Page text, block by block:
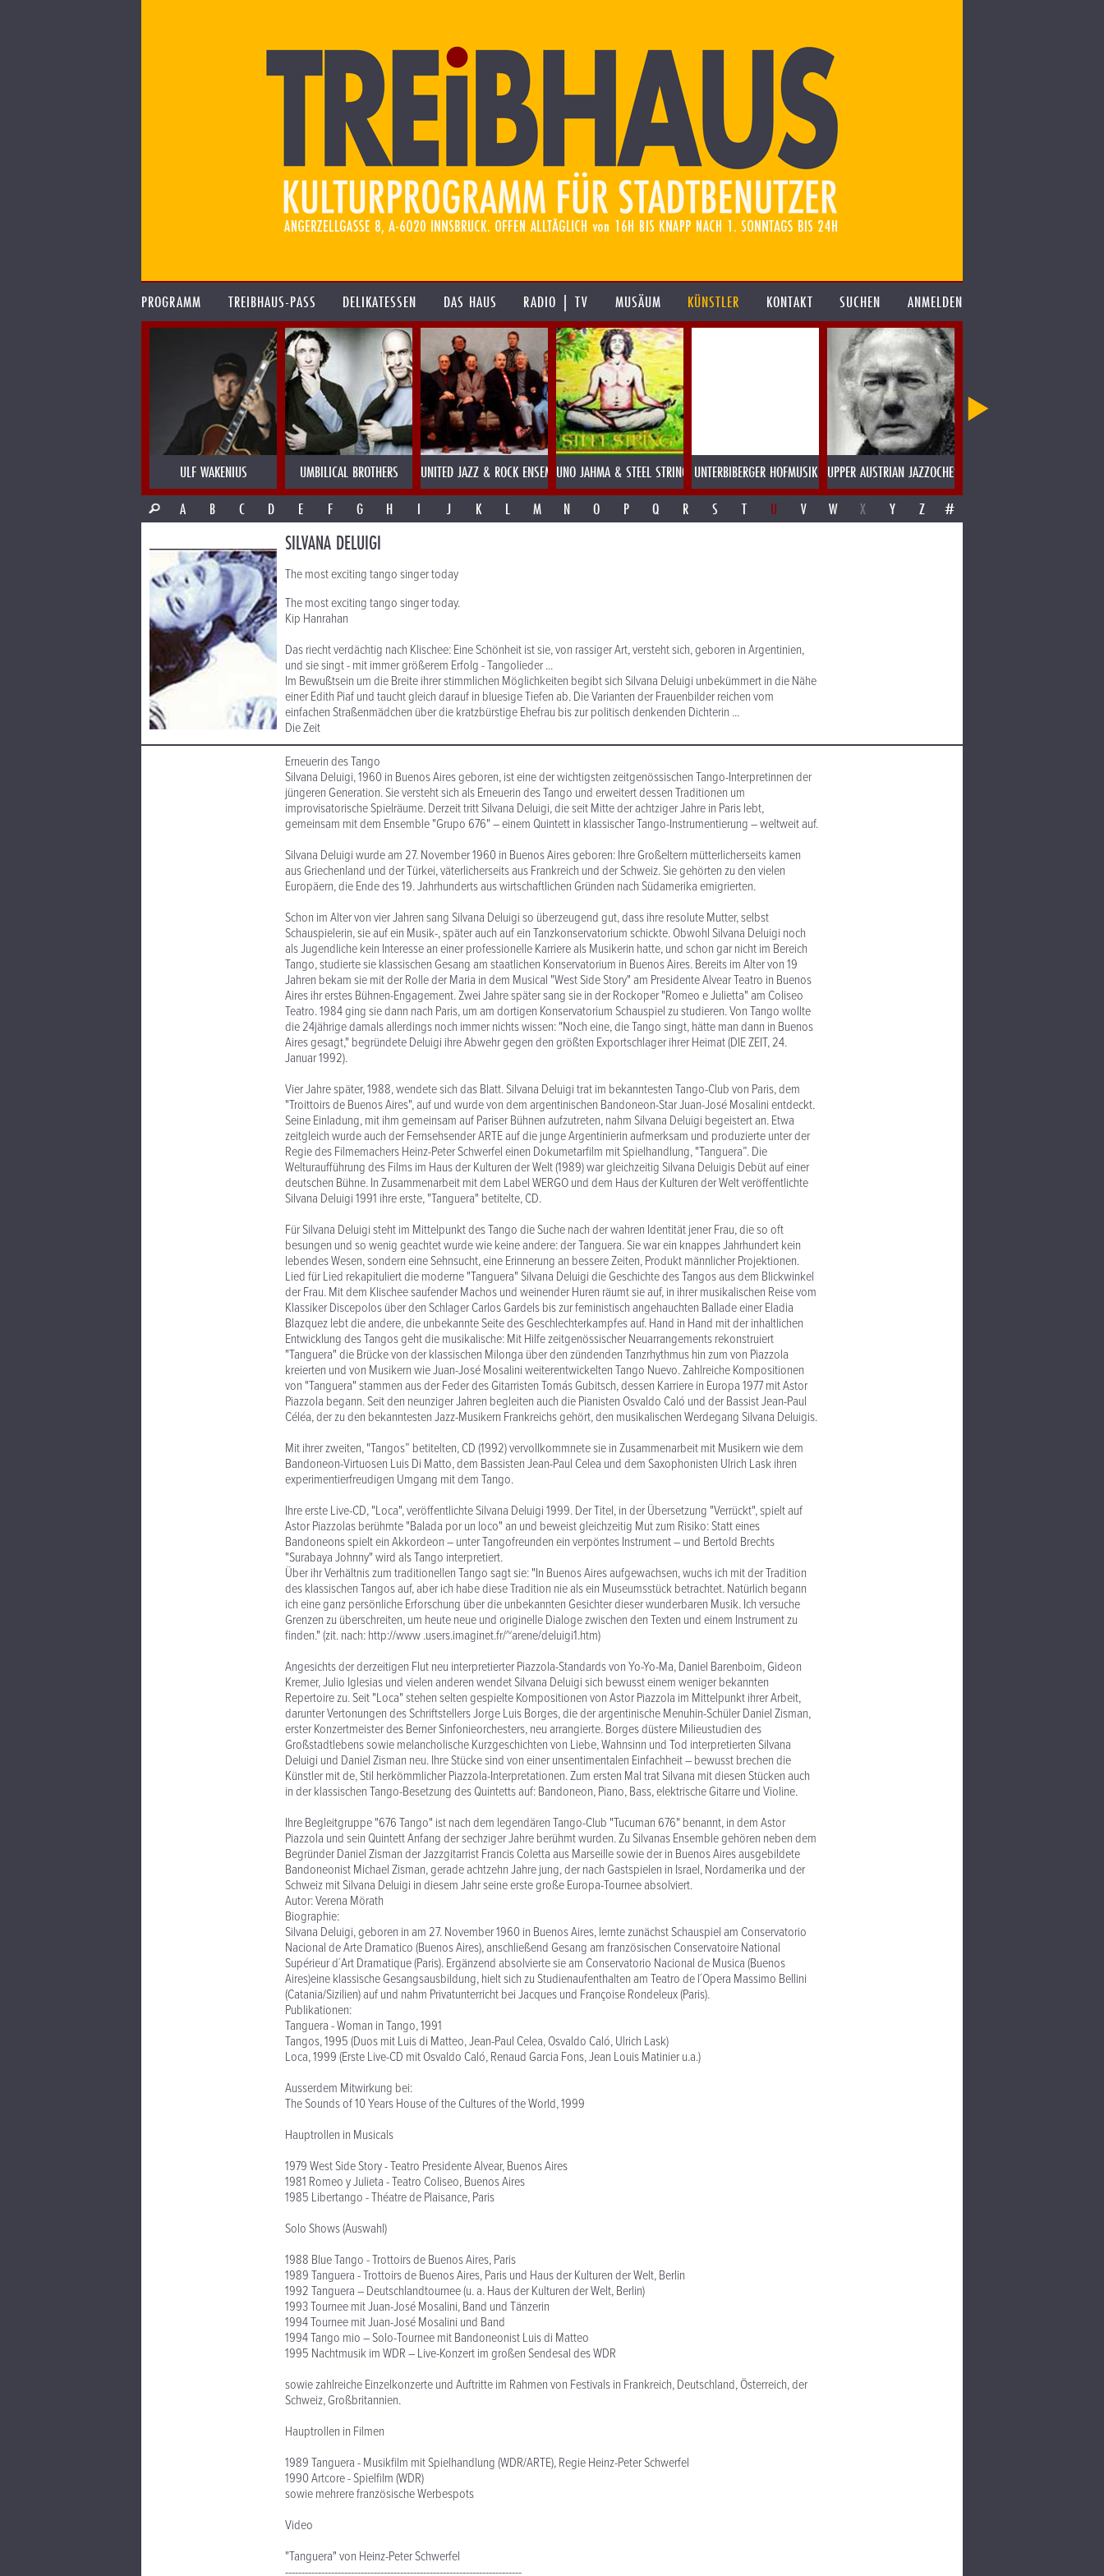
PROGRAMM TREIBHAUS-PASS DELIKATESSEN DAS HAUS RADIO | TV MUSÄUM KÜNSTLER KONTAKT SUCHEN ANMELDEN
ULF WAKENIUS UMBILICAL BROTHERS UNITED JAZZ & ROCK ENSEMBLEUNO JAHMA & STEEL STRING UNTERBIBERGER HOFMUSIK UPPER AUSTRIAN JAZZOCHESTER
A
B C D E F G H I J K L M N O P Q R S T U V W X Y Z #
SILVANA DELUIGI
The most exciting tango singer today
The most exciting tango singer today.
Kip Hanrahan
Das riecht verdächtig nach Klischee: Eine Schönheit ist sie, von rassiger Art, versteht sich, geboren in Argentinien,
und sie singt - mit immer größerem Erfolg - Tangolieder ...
Im Bewußtsein um die Breite ihrer stimmlichen Möglichkeiten begibt sich Silvana Deluigi unbekümmert in die Nähe
einer Edith Piaf und taucht gleich darauf in bluesige Tiefen ab. Die Varianten der Frauenbilder reichen vom
einfachen Straßenmädchen über die kratzbürstige Ehefrau bis zur politisch denkenden Dichterin ...
Die Zeit
Erneuerin des Tango
Silvana Deluigi, 1960 in Buenos Aires geboren, ist eine der wichtigsten zeitgenössischen Tango-Interpretinnen der
jüngeren Generation. Sie versteht sich als Erneuerin des Tango und erweitert dessen Traditionen um
improvisatorische Spielräume. Derzeit tritt Silvana Deluigi, die seit Mitte der achtziger Jahre in Paris lebt,
gemeinsam mit dem Ensemble "Grupo 676" – einem Quintett in klassischer Tango-Instrumentierung – weltweit auf.
Silvana Deluigi wurde am 27. November 1960 in Buenos Aires geboren: Ihre Großeltern mütterlicherseits kamen
aus Griechenland und der Türkei, väterlicherseits aus Frankreich und der Schweiz. Sie gehörten zu den vielen
Europäern, die Ende des 19. Jahrhunderts aus wirtschaftlichen Gründen nach Südamerika emigrierten.
Schon im Alter von vier Jahren sang Silvana Deluigi so überzeugend gut, dass ihre resolute Mutter, selbst
Schauspielerin, sie auf ein Musik-, später auch auf ein Tanzkonservatorium schickte. Obwohl Silvana Deluigi noch
als Jugendliche kein Interesse an einer professionelle Karriere als Musikerin hatte, und schon gar nicht im Bereich
Tango, studierte sie klassischen Gesang am staatlichen Konservatorium in Buenos Aires. Bereits im Alter von 19
Jahren bekam sie mit der Rolle der Maria in dem Musical "West Side Story" am Presidente Alvear Teatro in Buenos
Aires ihr erstes Bühnen-Engagement. Zwei Jahre später sang sie in der Rockoper "Romeo e Julietta" am Coliseo
Teatro. 1984 ging sie dann nach Paris, um am dortigen Konservatorium Schauspiel zu studieren. Von Tango wollte
die 24jährige damals allerdings noch immer nichts wissen: "Noch eine, die Tango singt, hätte man dann in Buenos
Aires gesagt," begründete Deluigi ihre Abwehr gegen den größten Exportschlager ihrer Heimat (DIE ZEIT, 24.
Januar 1992).
Vier Jahre später, 1988, wendete sich das Blatt. Silvana Deluigi trat im bekanntesten Tango-Club von Paris, dem
"Troittoirs de Buenos Aires", auf und wurde von dem argentinischen Bandoneon-Star Juan-José Mosalini entdeckt.
Seine Einladung, mit ihm gemeinsam auf Pariser Bühnen aufzutreten, nahm Silvana Deluigi begeistert an. Etwa
zeitgleich wurde auch der Fernsehsender ARTE auf die junge Argentinierin aufmerksam und produzierte unter der
Regie des Filmemachers Heinz-Peter Schwerfel einen Dokumetarfilm mit Spielhandlung, "Tanguera”. Die
Welturaufführung des Films im Haus der Kulturen der Welt (1989) war gleichzeitig Silvana Deluigis Debüt auf einer
deutschen Bühne. In Zusammenarbeit mit dem Label WERGO und dem Haus der Kulturen der Welt veröffentlichte
Silvana Deluigi 1991 ihre erste, "Tanguera" betitelte, CD.
Für Silvana Deluigi steht im Mittelpunkt des Tango die Suche nach der wahren Identität jener Frau, die so oft
besungen und so wenig geachtet wurde wie keine andere: der Tanguera. Sie war ein knappes Jahrhundert kein
lebendes Wesen, sondern eine Sehnsucht, eine Erinnerung an bessere Zeiten, Produkt männlicher Projektionen.
Lied für Lied rekapituliert die moderne "Tanguera" Silvana Deluigi die Geschichte des Tangos aus dem Blickwinkel
der Frau. Mit dem Klischee saufender Machos und weinender Huren räumt sie auf, in ihrer musikalischen Reise vom
Klassiker Discepolos über den Schlager Carlos Gardels bis zur feministisch angehauchten Ballade einer Eladia
Blazquez lebt die andere, die unbekannte Seite des Geschlechterkampfes auf. Hand in Hand mit der inhaltlichen
Entwicklung des Tangos geht die musikalische: Mit Hilfe zeitgenössischer Neuarrangements rekonstruiert
"Tanguera" die Brücke von der klassischen Milonga über den zündenden Tanzrhythmus hin zum von Piazzola
kreierten und von Musikern wie Juan-José Mosalini weiterentwickelten Tango Nuevo. Zahlreiche Kompositionen
von "Tanguera" stammen aus der Feder des Gitarristen Tomás Gubitsch, dessen Karriere in Europa 1977 mit Astor
Piazzola begann. Seit den neunziger Jahren begleiten auch die Pianisten Osvaldo Caló und der Bassist Jean-Paul
Céléa, der zu den bekanntesten Jazz-Musikern Frankreichs gehört, den musikalischen Werdegang Silvana Deluigis.
Mit ihrer zweiten, "Tangos” betitelten, CD (1992) vervollkommnete sie in Zusammenarbeit mit Musikern wie dem
Bandoneon-Virtuosen Luis Di Matto, dem Bassisten Jean-Paul Celea und dem Saxophonisten Ulrich Lask ihren
experimentierfreudigen Umgang mit dem Tango.
Ihre erste Live-CD, "Loca", veröffentlichte Silvana Deluigi 1999. Der Titel, in der Übersetzung "Verrückt", spielt auf
Astor Piazzolas berühmte "Balada por un loco" an und beweist gleichzeitig Mut zum Risiko: Statt eines
Bandoneons spielt ein Akkordeon – unter Tangofreunden ein verpöntes Instrument – und Bertold Brechts
"Surabaya Johnny" wird als Tango interpretiert.
Über ihr Verhältnis zum traditionellen Tango sagt sie: "In Buenos Aires aufgewachsen, wuchs ich mit der Tradition
des klassischen Tangos auf, aber ich habe diese Tradition nie als ein Museumsstück betrachtet. Natürlich begann
ich eine ganz persönliche Erforschung über die unbekannten Gesichter dieser wunderbaren Musik. Ich versuche
Grenzen zu überschreiten, um heute neue und originelle Dialoge zwischen den Texten und einem Instrument zu
finden." (zit. nach: http://www .users.imaginet.fr/~arene/deluigi1.htm)
Angesichts der derzeitigen Flut neu interpretierter Piazzola-Standards von Yo-Yo-Ma, Daniel Barenboim, Gideon
Kremer, Julio Iglesias und vielen anderen wendet Silvana Deluigi sich bewusst einem weniger bekannten
Repertoire zu. Seit "Loca" stehen selten gespielte Kompositionen von Astor Piazzola im Mittelpunkt ihrer Arbeit,
darunter Vertonungen des Schriftstellers Jorge Luis Borges, die der argentinische Menuhin-Schüler Daniel Zisman,
erster Konzertmeister des Berner Sinfonieorchesters, neu arrangierte. Borges düstere Milieustudien des
Großstadtlebens sowie melancholische Kurzgeschichten von Liebe, Wahnsinn und Tod interpretierten Silvana
Deluigi und Daniel Zisman neu. Ihre Stücke sind von einer unsentimentalen Einfachheit – bewusst brechen die
Künstler mit de, Stil herkömmlicher Piazzola-Interpretationen. Zum ersten Mal trat Silvana mit diesen Stücken auch
in der klassischen Tango-Besetzung des Quintetts auf: Bandoneon, Piano, Bass, elektrische Gitarre und Violine.
Ihre Begleitgruppe "676 Tango" ist nach dem legendären Tango-Club "Tucuman 676" benannt, in dem Astor
Piazzola und sein Quintett Anfang der sechziger Jahre berühmt wurden. Zu Silvanas Ensemble gehören neben dem
Begründer Daniel Zisman der Jazzgitarrist Francis Coletta aus Marseille sowie der in Buenos Aires ausgebildete
Bandoneonist Michael Zisman, gerade achtzehn Jahre jung, der nach Gastspielen in Israel, Nordamerika und der
Schweiz mit Silvana Deluigi in diesem Jahr seine erste große Europa-Tournee absolviert.
Autor: Verena Mörath
Biographie:
Silvana Deluigi, geboren in am 27. November 1960 in Buenos Aires, lernte zunächst Schauspiel am Conservatorio
Nacional de Arte Dramatico (Buenos Aires), anschließend Gesang am französischen Conservatoire National
Supérieur d´Art Dramatique (Paris). Ergänzend absolvierte sie am Conservatorio Nacional de Musica (Buenos
Aires)eine klassische Gesangsausbildung, hielt sich zu Studienaufenthalten am Teatro de l´Opera Massimo Bellini
(Catania/Sizilien) auf und nahm Privatunterricht bei Jacques und Françoise Rondeleux (Paris).
Publikationen:
Tanguera - Woman in Tango, 1991
Tangos, 1995 (Duos mit Luis di Matteo, Jean-Paul Celea, Osvaldo Caló, Ulrich Lask)
Loca, 1999 (Erste Live-CD mit Osvaldo Caló, Renaud Garcia Fons, Jean Louis Matinier u.a.)
Ausserdem Mitwirkung bei:
The Sounds of 10 Years House of the Cultures of the World, 1999
Hauptrollen in Musicals
1979 West Side Story - Teatro Presidente Alvear, Buenos Aires
1981 Romeo y Julieta - Teatro Coliseo, Buenos Aires
1985 Libertango - Théatre de Plaisance, Paris
Solo Shows (Auswahl)
1988 Blue Tango - Trottoirs de Buenos Aires, Paris
1989 Tanguera - Trottoirs de Buenos Aires, Paris und Haus der Kulturen der Welt, Berlin
1992 Tanguera – Deutschlandtournee (u. a. Haus der Kulturen der Welt, Berlin)
1993 Tournee mit Juan-José Mosalini, Band und Tänzerin
1994 Tournee mit Juan-José Mosalini und Band
1994 Tango mio – Solo-Tournee mit Bandoneonist Luis di Matteo
1995 Nachtmusik im WDR – Live-Konzert im großen Sendesal des WDR
sowie zahlreiche Einzelkonzerte und Auftritte im Rahmen von Festivals in Frankreich, Deutschland, Österreich, der
Schweiz, Großbritannien.
Hauptrollen in Filmen
1989 Tanguera - Musikfilm mit Spielhandlung (WDR/ARTE), Regie Heinz-Peter Schwerfel
1990 Artcore - Spielfilm (WDR)
sowie mehrere französische Werbespots
Video
"Tanguera" von Heinz-Peter Schwerfel
------------------------------------------------------------------------